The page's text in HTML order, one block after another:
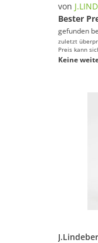
von
Bester
gefunden
zuletzt
Preis kann
Keine